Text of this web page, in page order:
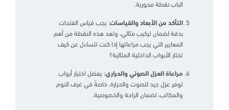
الباب نقطة محورية.
التأكد من الأبعاد والقياسات: يجب قياس الفتحات
بدقة لضمان تركيب مثالي، وتعد هذه النقطة من أهم
المعايير التي يجب مراعاتها إذا كنت تتساءل عن كيف
تختار الأبواب الداخلية المثالية؟
مراعاة العزل الصوتي والحراري: يفضل اختيار أبواب
توفر عزل جيد للصوت والحرارة، خاصةً في غرف النوم
والمكاتب، لضمان الراحة والخصوصية.